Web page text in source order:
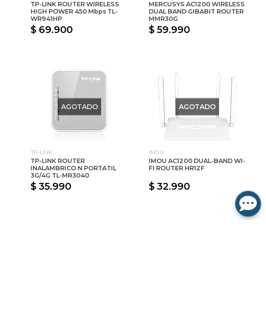
TP-LINK ROUTER WIRELESS
HIGH POWER 450 Mbps TL-
WR941HP
$ 69.900
MERCUSYS AC1200 WIRELESS
DUAL BAND GIBABIT ROUTER
MMR30G
$ 59.990
AGOTADO
TP-LINK
TP-LINK ROUTER
INALAMBRICO N PORTATIL
3G/4G TL-MR3040
$ 35.990
AGOTADO
IMOU
IMOU AC1200 DUAL-BAND WI-
FI ROUTER HR12F
$ 32.990